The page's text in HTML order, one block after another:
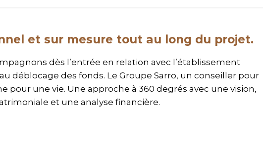
et sur mesure tout au long du projet.
dès l’entrée en relation avec l’établissement
déblocage des fonds. Le Groupe Sarro, un conseiller pour
pour une vie. Une approche à 360 degrés avec une vision,
et une analyse financière.